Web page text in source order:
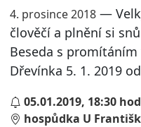
4. prosince 2018—
člověčí a plnění si
Beseda s
Dřevínka 5. 1. 2019
05.01.2019, 18:30
hospůdka U